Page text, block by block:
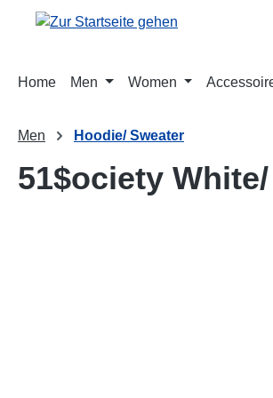
Zur Hauptnavigation springen
Home Men Women
Men Hoodie/ Sweater
51$ociety